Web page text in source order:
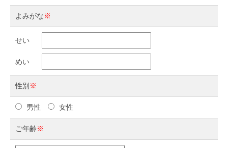
よみがな※
せい
めい
性別※
男性 女性
ご年齢※